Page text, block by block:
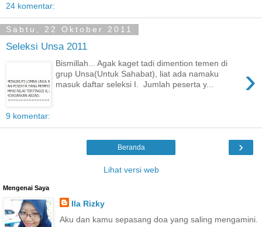
24 komentar:
Sabtu, 22 Oktober 2011
Seleksi Unsa 2011
›
Bismillah... Agak kaget tadi dimention temen di
grup Unsa(Untuk Sahabat), liat ada namaku
masuk daftar seleksi I. Jumlah peserta y...
9 komentar:
›
Beranda
Lihat versi web
Mengenai Saya
Ila Rizky
Aku dan kamu sepasang doa yang saling mengamini.